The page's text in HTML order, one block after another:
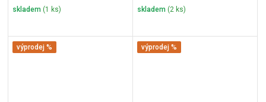
skladem (1 ks) skladem (2 ks)
výprodej % výprodej %